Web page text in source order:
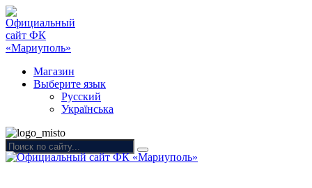
Магазин
Выберите язык
Русский
Українська